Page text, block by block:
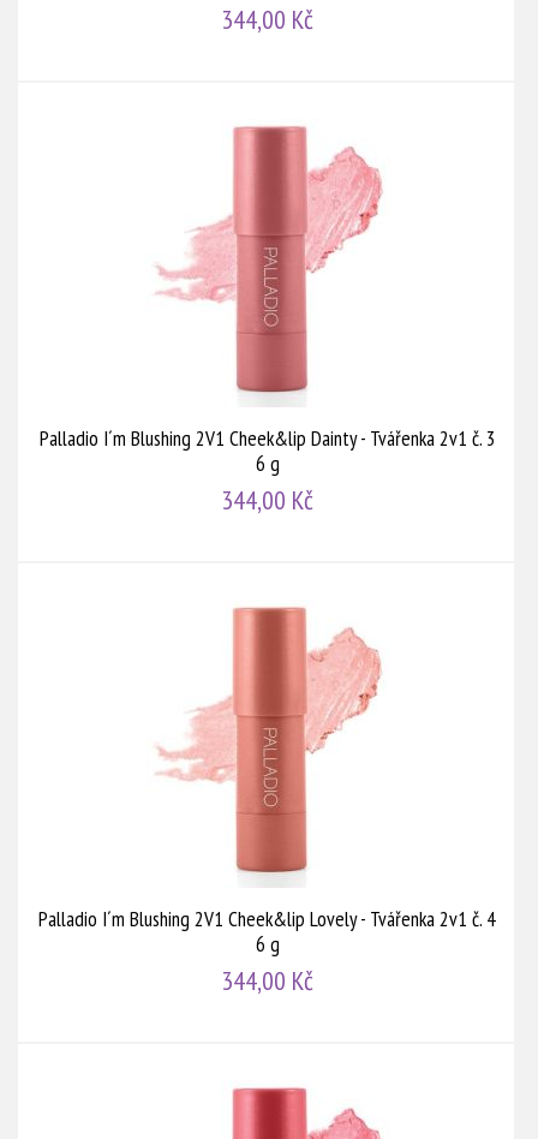
344,00 Kč
Palladio I´m Blushing 2V1 Cheek&lip Dainty - Tvářenka 2v1 č. 3
6 g
344,00 Kč
Palladio I´m Blushing 2V1 Cheek&lip Lovely - Tvářenka 2v1 č. 4
6 g
344,00 Kč